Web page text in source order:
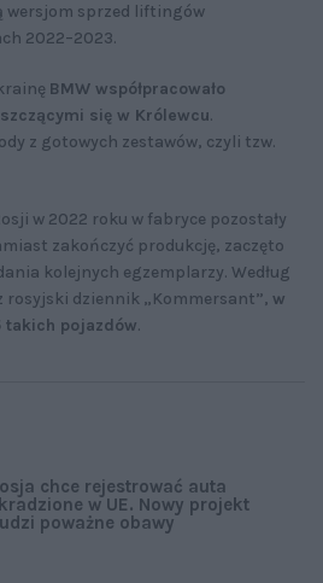
wersjom sprzed liftingów
2022–2023.
BMW współpracowało
się w Królewcu.
z gotowych zestawów, czyli tzw.
w 2022 roku w fabryce pozostały
zakończyć produkcję, zaczęto
kolejnych egzemplarzy. Według
rosyjski dziennik „Kommersant”, w
takich pojazdów.
chce rejestrować auta
w UE. Nowy projekt
poważne obawy